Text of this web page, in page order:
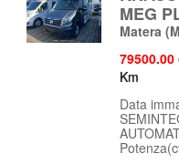
MEG
Matera
79500.00
Km
Data